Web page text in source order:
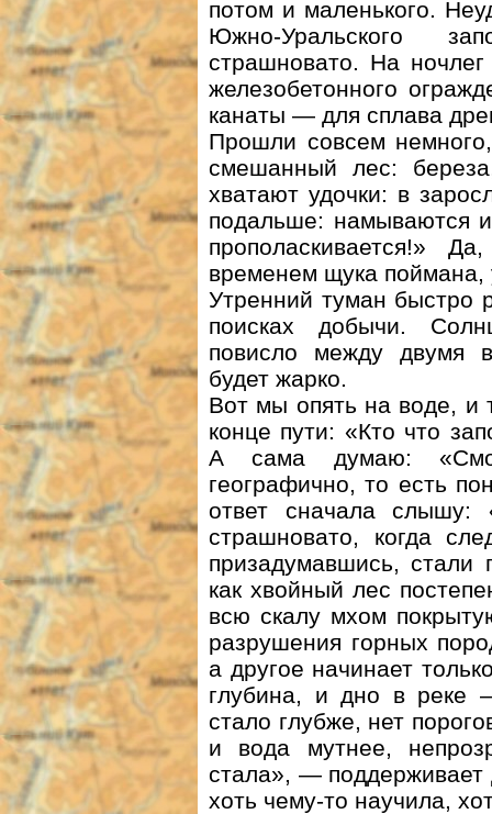
потом и маленького.
Южно-Уральского
страшновато. На
железобетонного
канаты — для сплава
Прошли совсем
смешанный лес:
хватают удочки: в
подальше: намываются
прополаскивается!»
временем щука поймана,
Утренний туман быстро
поисках добычи.
повисло между двумя
будет жарко.
Вот мы опять на воде, и
конце пути: «Кто что
А сама думаю:
географично, то есть
ответ сначала
страшновато, когда
призадумавшись, стали
как хвойный лес
всю скалу мхом
разрушения горных
а другое начинает
глубина, и дно в реке
стало глубже, нет
и вода мутнее,
стала», — поддерживает
хоть чему-то научила,